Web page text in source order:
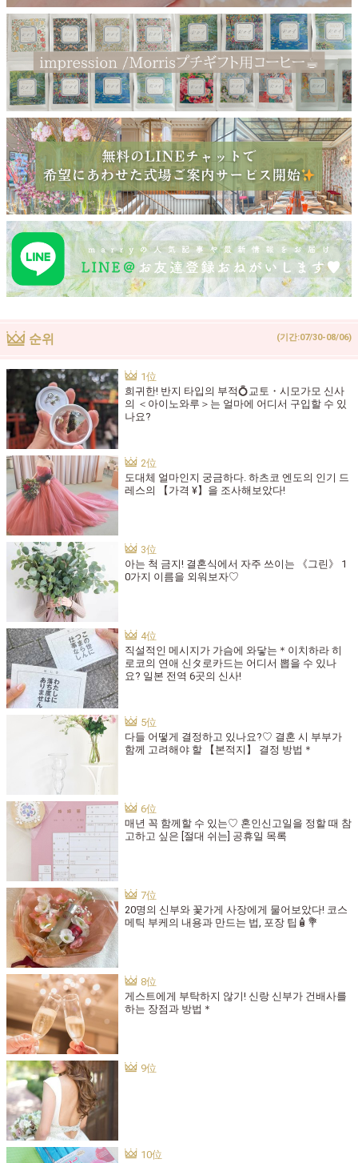
순위 (기간:07/30-08/06)
희귀한! 반지 타입의 부적💍교토・시모가모 신사
의 ＜아이노와루＞는 얼마에 어디서 구입할 수 있
나요?
도대체 얼마인지 궁금하다. 하츠코 엔도의 인기 드
레스의 【가격 ¥】을 조사해보았다!
아는 척 금지! 결혼식에서 자주 쓰이는 《그린》 1
0가지 이름을 외워보자♡
직설적인 메시지가 가슴에 와닿는＊이치하라 히
로코의 연애 신タ로카드는 어디서 뽑을 수 있나
요? 일본 전역 6곳의 신사!
다들 어떻게 결정하고 있나요?♡ 결혼 시 부부가
함께 고려해야 할 【본적지】 결정 방법＊
매년 꼭 함께할 수 있는♡ 혼인신고일을 정할 때 참
고하고 싶은 [절대 쉬는] 공휴일 목록
20명의 신부와 꽃가게 사장에게 물어보았다! 코스
메틱 부케의 내용과 만드는 법, 포장 팁🧴💐
게스트에게 부탁하지 않기! 신랑 신부가 건배사를
하는 장점과 방법＊